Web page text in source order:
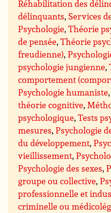
Réhabilitation des
délinquants, Services
Psychologie,Théorie
de pensée,Théorie
freudienne),
psychologie jungienne,
comportement
Psychologie humaniste
théorie cognitive,
psychologique,Tests
mesures,Psychologie
du développement,
vieillissement,
Psychologie des sexes,
groupe ou collective,
professionnelle et
criminelle ou